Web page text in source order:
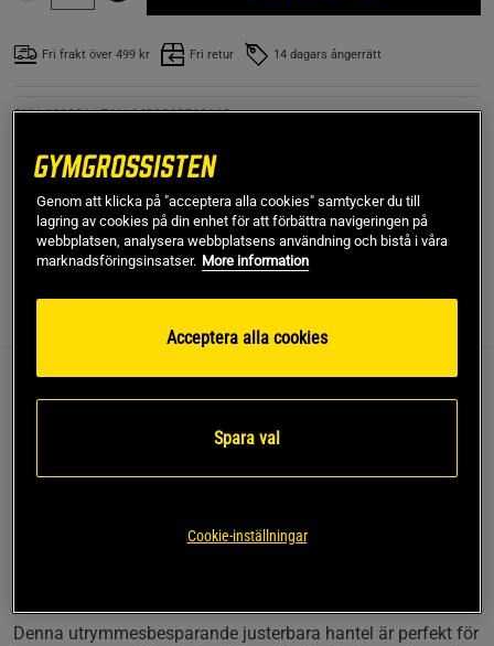
Fri frakt över 499 kr Fri retur 14 dagars ångerrätt
SKU #61031| EAN6430062513110
Nå dina träningsmål med Quick-Lock Dumbbell 22,5kg från
Gymstick! En justerbar hantel som du med lätthet justerar
tyngd mellan 4,5 - 22,5 kg (5 nivåer).
Läs mer
Nå dina träningsmål med Quick-Lock Dumbbell
22,5kg från Gymstick! En justerbar hantel som du
Denna utrymmesbesparande justerbara hantel är perfekt för
Genom att klicka på "acceptera alla cookies" samtycker du till
lagring av cookies på din enhet för att förbättra navigeringen på
webbplatsen, analysera webbplatsens användning och bistå i våra
marknadsföringsinsatser. More information
Acceptera alla cookies
Spara val
Cookie-inställningar